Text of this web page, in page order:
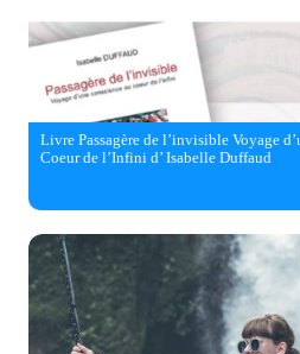
Livre Passagère de l’invisible Voyage
Coeur de l’Infini d’ Isabelle Duffaud